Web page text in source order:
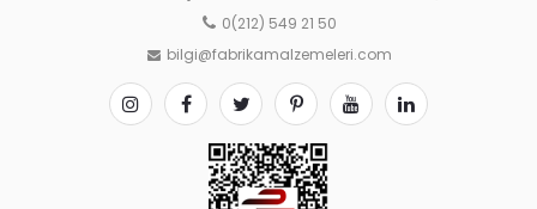
0(212) 549 21 50
bilgi@fabrikamalzemeleri.com